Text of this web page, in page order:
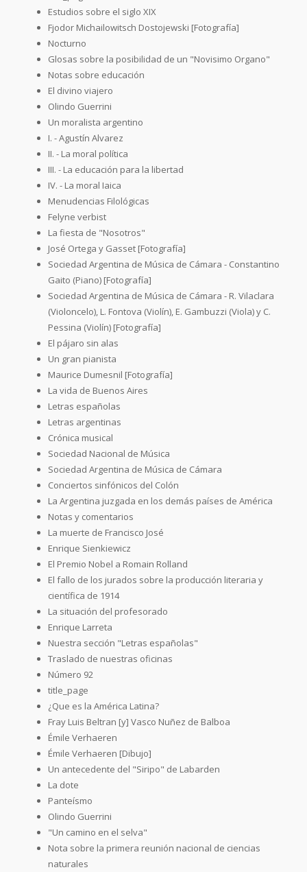
Estudios sobre el siglo XIX
Fjodor Michailowitsch Dostojewski [Fotografía]
Nocturno
Glosas sobre la posibilidad de un "Novisimo Organo"
Notas sobre educación
El divino viajero
Olindo Guerrini
Un moralista argentino
I. - Agustín Alvarez
II. - La moral política
III. - La educación para la libertad
IV. - La moral Iaica
Menudencias Filológicas
Felyne verbist
La fiesta de "Nosotros"
José Ortega y Gasset [Fotografía]
Sociedad Argentina de Música de Cámara - Constantino
Gaito (Piano) [Fotografía]
Sociedad Argentina de Música de Cámara - R. Vilaclara
(Violoncelo), L. Fontova (Violín), E. Gambuzzi (Viola) y C.
Pessina (Violín) [Fotografía]
El pájaro sin alas
Un gran pianista
Maurice Dumesnil [Fotografía]
La vida de Buenos Aires
Letras españolas
Letras argentinas
Crónica musical
Sociedad Nacional de Música
Sociedad Argentina de Música de Cámara
Conciertos sinfónicos del Colón
La Argentina juzgada en los demás países de América
Notas y comentarios
La muerte de Francisco José
Enrique Sienkiewicz
El Premio Nobel a Romain Rolland
El fallo de los jurados sobre la producción literaria y
científica de 1914
La situación del profesorado
Enrique Larreta
Nuestra sección "Letras españolas"
Traslado de nuestras oficinas
Número 92
title_page
¿Que es la América Latina?
Fray Luis Beltran [y] Vasco Nuñez de Balboa
Émile Verhaeren
Émile Verhaeren [Dibujo]
Un antecedente del "Siripo" de Labarden
La dote
Panteísmo
Olindo Guerrini
"Un camino en el selva"
Nota sobre la primera reunión nacional de ciencias
naturales